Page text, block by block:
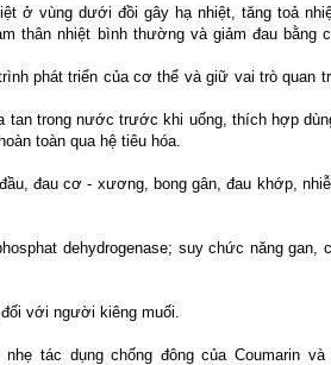
ở vùng dưới đồi gây hạ nhiệt, tăng toả
thân nhiệt bình thường và giảm đau bằng
phát triển của cơ thể và giữ vai trò quan
tan trong nước trước khi uống, thích hợp
toàn qua hệ tiêu hóa.
đau cơ - xương, bong gân, đau khớp,
dehydrogenase; suy chức năng gan,
với người kiêng muối.
tác dụng chống đông của Coumarin và